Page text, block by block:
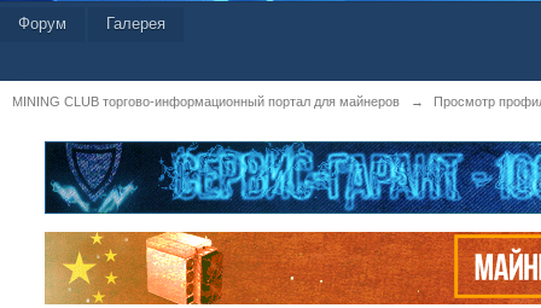
Форум Галерея
MINING CLUB торгово-информационный портал для майнеров → Просмотр